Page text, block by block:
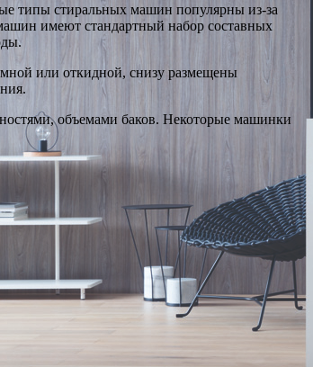
типы стиральных машин популярны из-за
имеют стандартный набор составных
или откидной, снизу размещены
объемами баков. Некоторые машинки